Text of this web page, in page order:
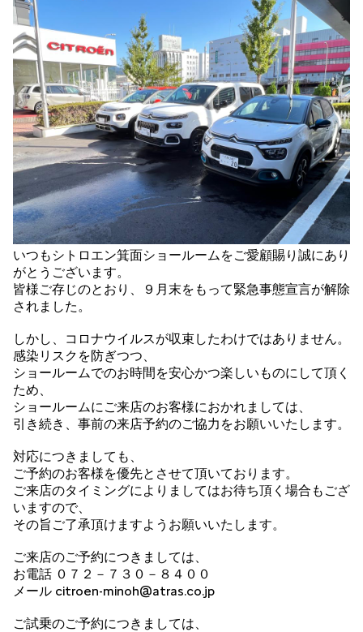
いつもシトロエン箕面ショールームをご愛顧賜り誠にあり
がとうございます。
皆様ご存じのとおり、９月末をもって緊急事態宣言が解除
されました。
しかし、コロナウイルスが収束したわけではありません。
感染リスクを防ぎつつ、
ショールームでのお時間を安心かつ楽しいものにして頂く
ため、
ショールームにご来店のお客様におかれましては、
引き続き、事前の来店予約のご協力をお願いいたします。
対応につきましても、
ご予約のお客様を優先とさせて頂いております。
ご来店のタイミングによりましてはお待ち頂く場合もござ
いますので、
その旨ご了承頂けますようお願いいたします。
ご来店のご予約につきましては、
お電話 ０７２－７３０－８４００
メール citroen-minoh@atras.co.jp
ご試乗のご予約につきましては、